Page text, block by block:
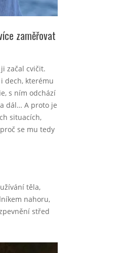
zaměřovat
začal cvičit.
dech, kterému
s ním odchází
dál… A proto je
situacích,
se mu tedy
těla,
nahoru,
střed